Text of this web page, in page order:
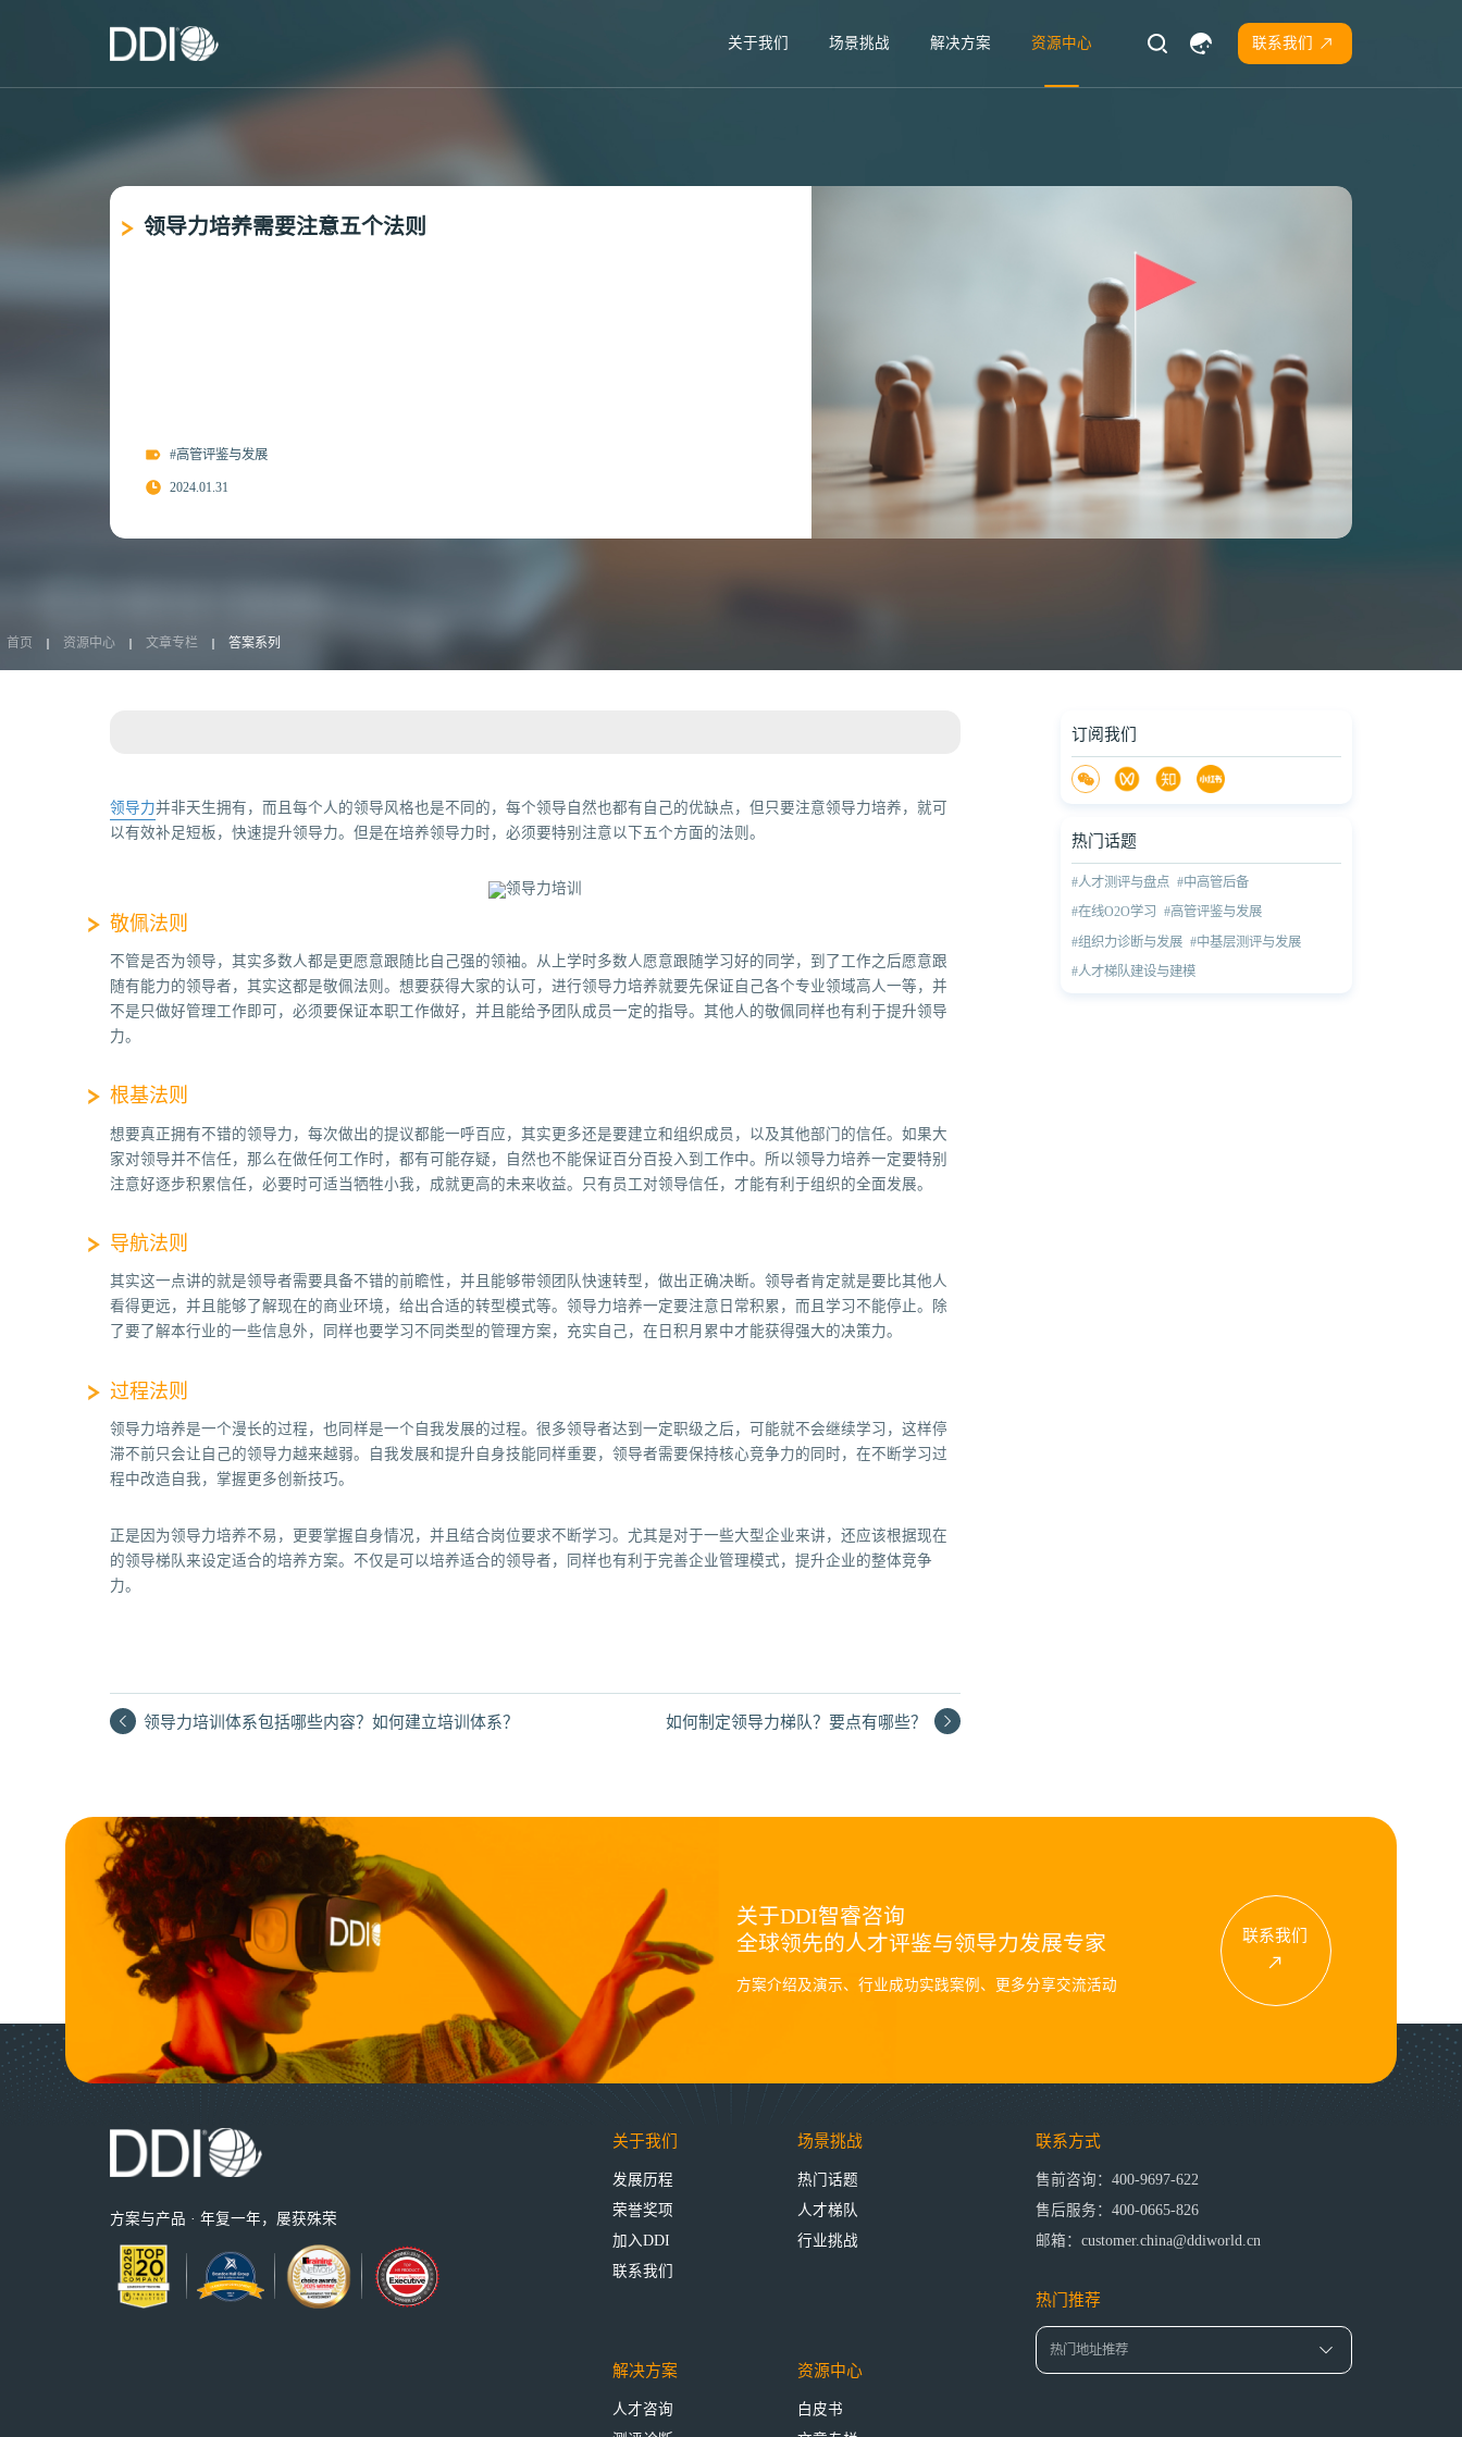
关于我们 场景挑战 解决方案 资源中心 联系我们
领导力培养需要注意五个法则
#高管评鉴与发展
2024.01.31
首页 资源中心 文章专栏 答案系列
领导力并非天生拥有，而且每个人的领导风格也是不同的，每个领导自然也都有自己的优缺点，但只要注意领导力培养，就可
以有效补足短板，快速提升领导力。但是在培养领导力时，必须要特别注意以下五个方面的法则。
敬佩法则
不管是否为领导，其实多数人都是更愿意跟随比自己强的领袖。从上学时多数人愿意跟随学习好的同学，到了工作之后愿意跟
随有能力的领导者，其实这都是敬佩法则。想要获得大家的认可，进行领导力培养就要先保证自己各个专业领域高人一等，并
不是只做好管理工作即可，必须要保证本职工作做好，并且能给予团队成员一定的指导。其他人的敬佩同样也有利于提升领导
力。
根基法则
想要真正拥有不错的领导力，每次做出的提议都能一呼百应，其实更多还是要建立和组织成员，以及其他部门的信任。如果大
家对领导并不信任，那么在做任何工作时，都有可能存疑，自然也不能保证百分百投入到工作中。所以领导力培养一定要特别
注意好逐步积累信任，必要时可适当牺牲小我，成就更高的未来收益。只有员工对领导信任，才能有利于组织的全面发展。
导航法则
其实这一点讲的就是领导者需要具备不错的前瞻性，并且能够带领团队快速转型，做出正确决断。领导者肯定就是要比其他人
看得更远，并且能够了解现在的商业环境，给出合适的转型模式等。领导力培养一定要注意日常积累，而且学习不能停止。除
了要了解本行业的一些信息外，同样也要学习不同类型的管理方案，充实自己，在日积月累中才能获得强大的决策力。
过程法则
领导力培养是一个漫长的过程，也同样是一个自我发展的过程。很多领导者达到一定职级之后，可能就不会继续学习，这样停
滞不前只会让自己的领导力越来越弱。自我发展和提升自身技能同样重要，领导者需要保持核心竞争力的同时，在不断学习过
程中改造自我，掌握更多创新技巧。
正是因为领导力培养不易，更要掌握自身情况，并且结合岗位要求不断学习。尤其是对于一些大型企业来讲，还应该根据现在
的领导梯队来设定适合的培养方案。不仅是可以培养适合的领导者，同样也有利于完善企业管理模式，提升企业的整体竞争
力。
领导力培训体系包括哪些内容？如何建立培训体系？ 如何制定领导力梯队？要点有哪些？
订阅我们
热门话题
#人才测评与盘点 #中高管后备
#在线O2O学习 #高管评鉴与发展
#组织力诊断与发展 #中基层测评与发展
#人才梯队建设与建模
关于DDI智睿咨询
全球领先的人才评鉴与领导力发展专家
方案介绍及演示、行业成功实践案例、更多分享交流活动
联系我们
方案与产品 · 年复一年，屡获殊荣
关于我们
发展历程
荣誉奖项
加入DDI
联系我们
场景挑战
热门话题
人才梯队
行业挑战
解决方案
人才咨询
资源中心
白皮书
联系方式
售前咨询：400-9697-622
售后服务：400-0665-826
邮箱：customer.china@ddiworld.cn
热门推荐